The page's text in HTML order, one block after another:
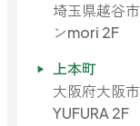
埼玉県越谷
ンmori 2F
上本町
大阪府大阪
YUFURA 2F